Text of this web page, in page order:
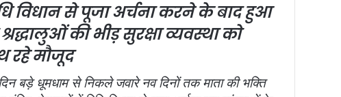
विधान से पूजा अर्चना करने के बाद हुआ
की भीड़ सुरक्षा व्यवस्था को
रहे मौजूद
बड़े धूमधाम से निकले जवारे नव दिनों तक माता की भक्ति